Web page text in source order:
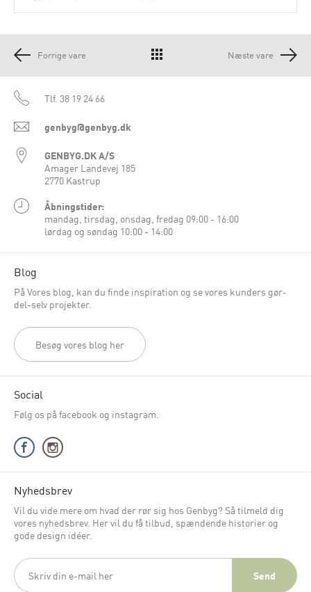
Forrige vare Næste vare
Tlf. 38 19 24 66
genbyg@genbyg.dk
GENBYG.DK A/S
Amager Landevej 185
2770 Kastrup
Åbningstider:
mandag, tirsdag, onsdag, fredag 09:00 - 16:00
lørdag og søndag 10:00 - 14:00
Blog
På Vores blog, kan du finde inspiration og se vores kunders gør-
del-selv projekter.
Besøg vores blog her
Social
Følg os på facebook og instagram.
Nyhedsbrev
Vil du vide mere om hvad der rør sig hos Genbyg? Så tilmeld dig
vores nyhedsbrev. Her vil du få tilbud, spændende historier og
gode design idéer.